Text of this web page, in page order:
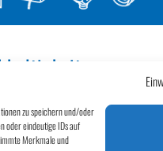
zu speichern und/oder
oder eindeutige IDs auf
Merkmale und
Verantwortung für unsere